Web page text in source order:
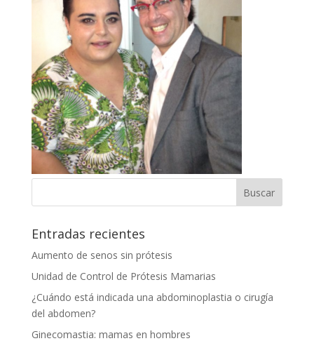
Entradas recientes
Aumento de senos sin prótesis
Unidad de Control de Prótesis Mamarias
¿Cuándo está indicada una abdominoplastia o cirugía
del abdomen?
Ginecomastia: mamas en hombres